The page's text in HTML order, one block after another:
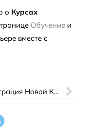
о Курсах
Обучение и
вместе с
Регистрация Новой Компании: Налогообязанная или Нет?